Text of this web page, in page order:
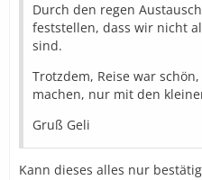
Durch den regen
feststellen, dass wir nicht
sind.
Trotzdem, Reise war
machen, nur mit den
Gruß Geli
Kann dieses alles nur